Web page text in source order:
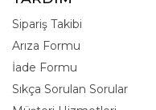
Sipariş Takibi
Arıza Formu
İade Formu
Sıkça Sorulan Sorular